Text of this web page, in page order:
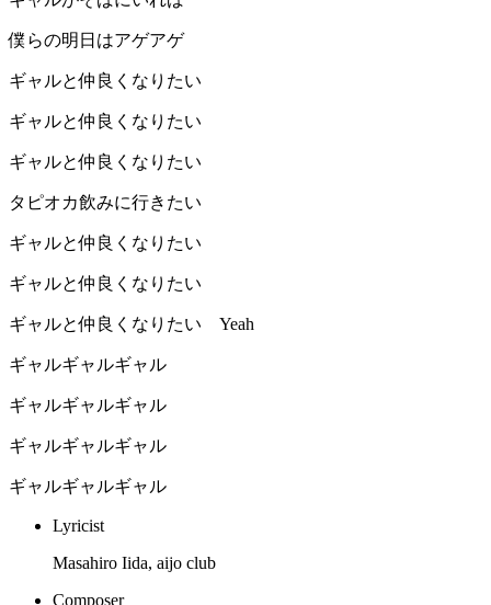
僕らの明日はアゲアゲ︎︎
ギャルと仲良くなりたい
ギャルと仲良くなりたい
ギャルと仲良くなりたい
タピオカ飲みに行きたい
ギャルと仲良くなりたい
ギャルと仲良くなりたい
ギャルと仲良くなりたい Yeah
ギャルギャルギャル
ギャルギャルギャル
ギャルギャルギャル
ギャルギャルギャル
Lyricist
Masahiro Iida, aijo club
Composer